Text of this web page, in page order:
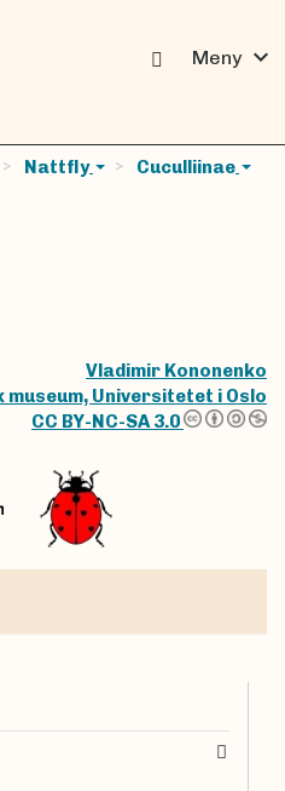
Meny expand_more
Nattfly Cuculliinae
Vladimir Kononenko
Universitetet i Oslo
CC BY-NC-SA 3.0